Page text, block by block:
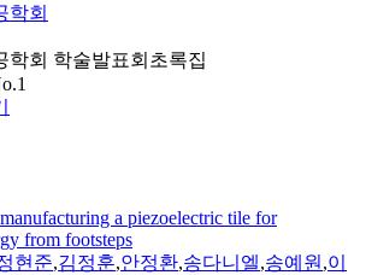
학회
학회 학술발표회초록집
a piezoelectric tile for
from footsteps
현준,김정훈,안정환,송다니엘,송예원,이